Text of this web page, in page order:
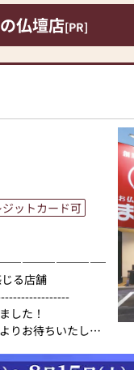
仏壇店[PR]
ジットカード可
る店舗
した！
りお待ちいたして
造・修復を行って